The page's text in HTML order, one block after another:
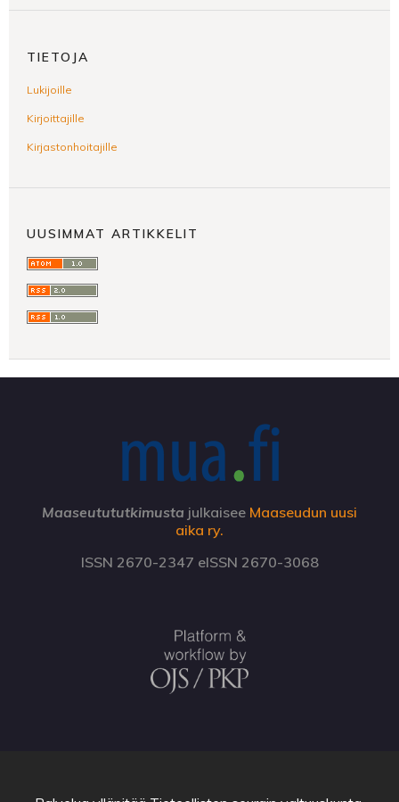
TIETOJA
Lukijoille
Kirjoittajille
Kirjastonhoitajille
UUSIMMAT ARTIKKELIT
Maaseutututkimusta julkaisee Maaseudun uusi
aika ry.
ISSN 2670-2347 eISSN 2670-3068